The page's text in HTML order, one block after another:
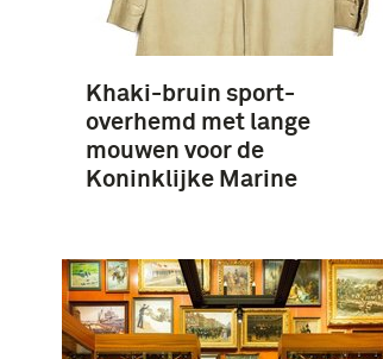
Khaki-bruin sport-
overhemd met lange
mouwen voor de
Koninklijke Marine